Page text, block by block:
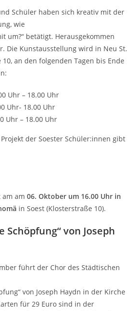
Schüler haben sich kreativ mit der
wie
um?“ betätigt. Herausgekommen
Die Kunstausstellung wird in Neu St.
an den folgenden Tagen bis Ende
Uhr – 18.00 Uhr
Uhr- 18.00 Uhr
Uhr – 18.00 Uhr
der Soester Schüler:innen gibt
am am06. Oktober um 16.00 Uhr in
in Soest (Klosterstraße 10).
Schöpfung“ von Joseph
führt der Chor des Städtischen
von Joseph Haydn in der Kirche
für 29 Euro sind in der